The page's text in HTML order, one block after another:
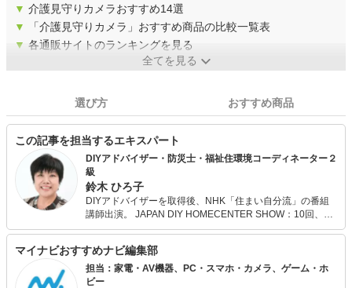
▼ 介護見守りカメラおすすめ14選
▼
「介護見守りカメラ」おすすめ商品の比較一覧表
▼ 各通販サイトのランキングを見る
全てを見る
選び方 おすすめ商品
この記事を担当するエキスパート
DIYアドバイザー・防災士・福祉住環境コーディネーター２
級
鈴木 ひろ子
DIYアドバイザーを取得後、NHK「住まい自分流」の番組
講師出演。 JAPAN DIY HOMECENTER SHOW：10回、日
本ホビーショー：2回、イベントDIY講師：公民館・ホーム
及に貢献しています。 また、「快適住まい」をモットーに
高齢者やお子様にやさしい住まいを提案しています。 最近
特に注目の女性も取り組みやすいDIYも提案しています。
マイナビおすすめナビ編集部
担当：家電・AV機器、PC・スマホ・カメラ、ゲーム・ホ
ビー